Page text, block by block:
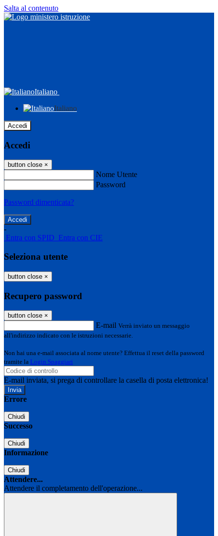
Salta al contenuto
Italiano
Italiano
Accedi
Accedi
button close ×
Nome Utente
Password
Password dimenticata?
-
Entra con SPID Entra con CIE
Seleziona utente
button close ×
Recupero password
button close ×
E-mail Verrà inviato un messaggio
all'indirizzo indicato con le istruzioni necessarie.
Non hai una e-mail associata al nome utente? Effettua il reset della password
tramite la Login Spaggiari
E-mail inviata, si prega di controllare la casella di posta elettronica!
Errore
Chiudi
Successo
Chiudi
Informazione
Chiudi
Attendere...
Attendere il completamento dell'operazione...